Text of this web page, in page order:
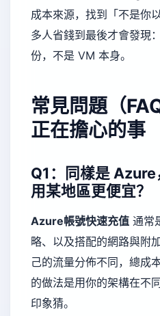
成本來源，找到「不是你
多人省錢到最後才會發現
份，不是 VM 本身。
常見問題（
正在擔心的事
Q1：同樣是
用某地區更便宜？
Azure帳號快速充值 通常
略、以及搭配的網路與附
己的流量分佈不同，總成
的做法是用你的架構在不
印象猜。